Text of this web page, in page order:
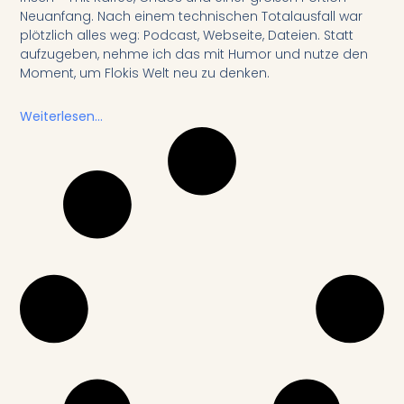
Neuanfang. Nach einem technischen Totalausfall war
plötzlich alles weg: Podcast, Webseite, Dateien. Statt
aufzugeben, nehme ich das mit Humor und nutze den
Moment, um Flokis Welt neu zu denken.
Weiterlesen...